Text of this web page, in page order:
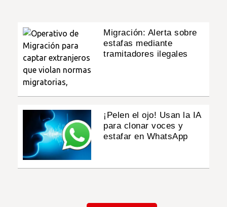
Migración: Alerta sobre
estafas mediante
tramitadores ilegales
¡Pelen el ojo! Usan la IA
para clonar voces y
estafar en WhatsApp